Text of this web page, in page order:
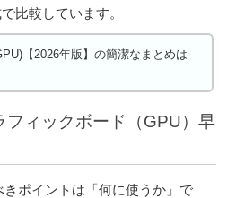
比較しています。
【2026年版】の簡潔なまとめは
フィックボード（GPU）早
ポイントは「何に使うか」で